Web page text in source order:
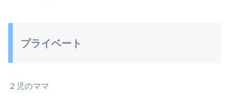
プライベート
２児のママ